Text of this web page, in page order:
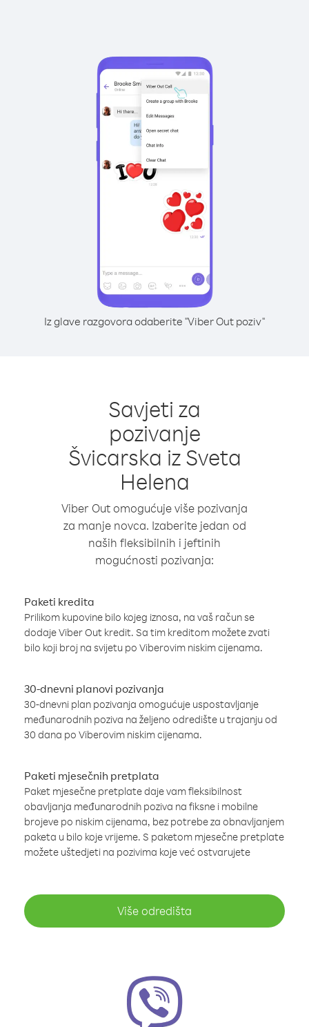
Iz glave razgovora odaberite "Viber Out poziv"
Savjeti za
pozivanje
Švicarska iz Sveta
Helena
Viber Out omogućuje više pozivanja
za manje novca. Izaberite jedan od
naših fleksibilnih i jeftinih
mogućnosti pozivanja:
Paketi kredita
Prilikom kupovine bilo kojeg iznosa, na vaš račun se
dodaje Viber Out kredit. Sa tim kreditom možete zvati
bilo koji broj na svijetu po Viberovim niskim cijenama.
30-dnevni planovi pozivanja
30-dnevni plan pozivanja omogućuje uspostavljanje
međunarodnih poziva na željeno odredište u trajanju od
30 dana po Viberovim niskim cijenama.
Paketi mjesečnih pretplata
Paket mjesečne pretplate daje vam fleksibilnost
obavljanja međunarodnih poziva na fiksne i mobilne
brojeve po niskim cijenama, bez potrebe za obnavljanjem
paketa u bilo koje vrijeme. S paketom mjesečne pretplate
možete uštedjeti na pozivima koje već ostvarujete
Više odredišta